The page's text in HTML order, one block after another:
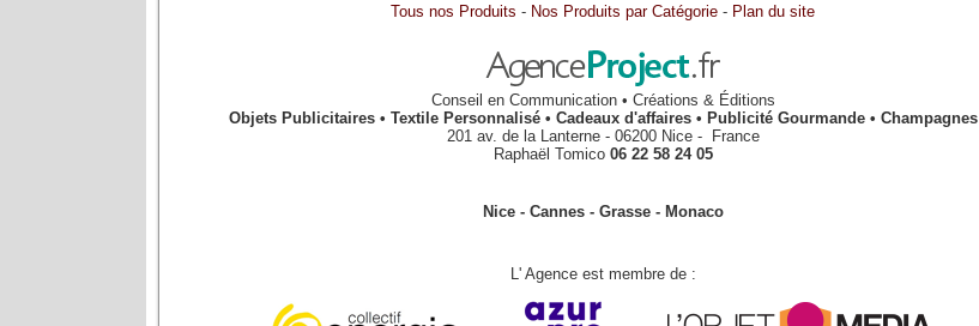
Tous nos Produits - Nos Produits par Catégorie - Plan du site
Conseil en Communication • Créations & Éditions
Objets Publicitaires • Textile Personnalisé • Cadeaux d'affaires • Publicité Gourmande • Champagnes
201 av. de la Lanterne - 06200 Nice-
France
Raphaël Tomico 06 22 58 24 05
Nice - Cannes - Grasse - Monaco
L' Agence est membre de :